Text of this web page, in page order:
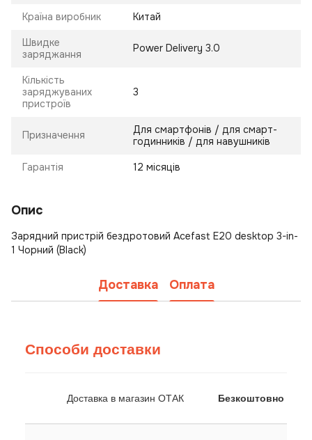
Країна виробник Китай
Швидке
заряджання
Power Delivery 3.0
Кількість
заряджуваних
пристроїв
3
Призначення
Для смартфонів / для смарт-
годинників / для навушників
Гарантія 12 місяців
Опис
Зарядний пристрій бездротовий Acefast E20 desktop 3-in-
1 Чорний (Black)
Доставка Оплата
Способи доставки
Доставка в магазин ОТАК Безкоштовно